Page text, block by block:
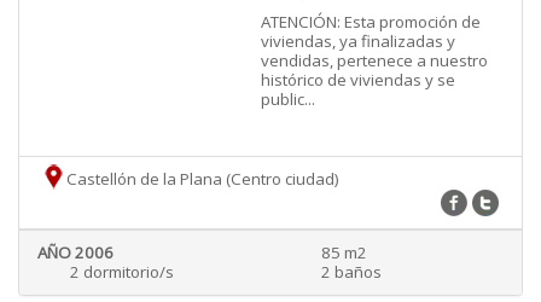
ATENCIÓN: Esta promoción de
viviendas, ya finalizadas y
vendidas, pertenece a nuestro
histórico de viviendas y se
public...
Castellón de la Plana (Centro ciudad)
AÑO 2006
85 m2
2 dormitorio/s
2 baños